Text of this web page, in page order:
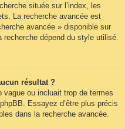
située sur l’index, les
La recherche avancée est
avancée » disponible sur
dépend du style utilisé.
résultat ?
vague ou incluait trop de termes
Essayez d’être plus précis
dans la recherche avancée.